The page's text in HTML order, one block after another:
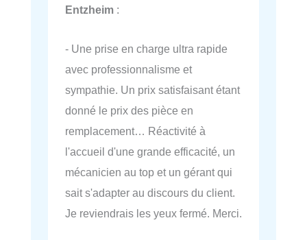
Entzheim :
- Une prise en charge ultra rapide
avec professionnalisme et
sympathie. Un prix satisfaisant étant
donné le prix des pièce en
remplacement… Réactivité à
l'accueil d'une grande efficacité, un
mécanicien au top et un gérant qui
sait s'adapter au discours du client.
Je reviendrais les yeux fermé. Merci.